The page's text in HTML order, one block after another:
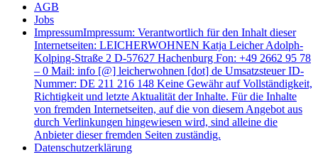
AGB
Jobs
ImpressumImpressum: Verantwortlich für den Inhalt dieser
Internetseiten: LEICHERWOHNEN Katja Leicher Adolph-
Kolping-Straße 2 D-57627 Hachenburg Fon: +49 2662 95 78
– 0 Mail: info [@] leicherwohnen [dot] de Umsatzsteuer ID-
Nummer: DE 211 216 148 Keine Gewähr auf Vollständigkeit,
Richtigkeit und letzte Aktualität der Inhalte. Für die Inhalte
von fremden Internetseiten, auf die von diesem Angebot aus
durch Verlinkungen hingewiesen wird, sind alleine die
Anbieter dieser fremden Seiten zuständig.
Datenschutzerklärung